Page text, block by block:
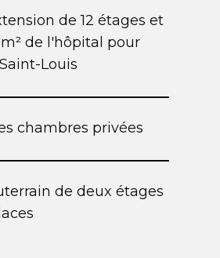
de 12 étages et
de l'hôpital pour
Louis
chambres privées
de deux étages